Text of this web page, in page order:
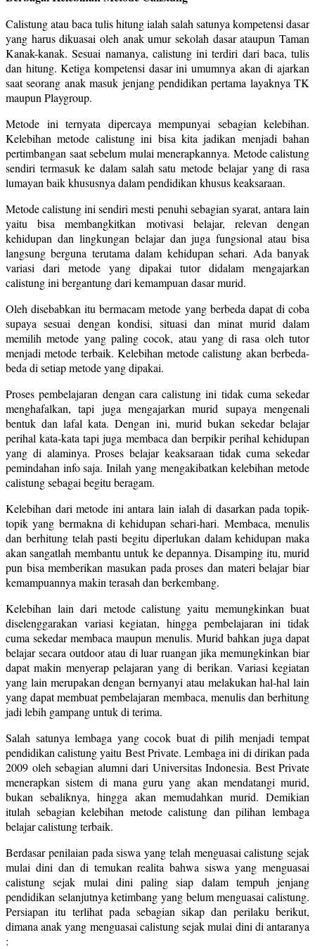
Calistung atau baca tulis hitung ialah salah satunya kompetensi dasar
yang harus dikuasai oleh anak umur sekolah dasar ataupun Taman
Kanak-kanak. Sesuai namanya, calistung ini terdiri dari baca, tulis
dan hitung. Ketiga kompetensi dasar ini umumnya akan di ajarkan
saat seorang anak masuk jenjang pendidikan pertama layaknya TK
maupun Playgroup.
Metode ini ternyata dipercaya mempunyai sebagian kelebihan.
Kelebihan metode calistung ini bisa kita jadikan menjadi bahan
pertimbangan saat sebelum mulai menerapkannya. Metode calistung
sendiri termasuk ke dalam salah satu metode belajar yang di rasa
lumayan baik khususnya dalam pendidikan khusus keaksaraan.
Metode calistung ini sendiri mesti penuhi sebagian syarat, antara lain
yaitu bisa membangkitkan motivasi belajar, relevan dengan
kehidupan dan lingkungan belajar dan juga fungsional atau bisa
langsung berguna terutama dalam kehidupan sehari. Ada banyak
variasi dari metode yang dipakai tutor didalam mengajarkan
calistung ini bergantung dari kemampuan dasar murid.
Oleh disebabkan itu bermacam metode yang berbeda dapat di coba
supaya sesuai dengan kondisi, situasi dan minat murid dalam
memilih metode yang paling cocok, atau yang di rasa oleh tutor
menjadi metode terbaik. Kelebihan metode calistung akan berbeda-
beda di setiap metode yang dipakai.
Proses pembelajaran dengan cara calistung ini tidak cuma sekedar
menghafalkan, tapi juga mengajarkan murid supaya mengenali
bentuk dan lafal kata. Dengan ini, murid bukan sekedar belajar
perihal kata-kata tapi juga membaca dan berpikir perihal kehidupan
yang di alaminya. Proses belajar keaksaraan tidak cuma sekedar
pemindahan info saja. Inilah yang mengakibatkan kelebihan metode
calistung sebagai begitu beragam.
Kelebihan dari metode ini antara lain ialah di dasarkan pada topik-
topik yang bermakna di kehidupan sehari-hari. Membaca, menulis
dan berhitung telah pasti begitu diperlukan dalam kehidupan maka
akan sangatlah membantu untuk ke depannya. Disamping itu, murid
pun bisa memberikan masukan pada proses dan materi belajar biar
kemampuannya makin terasah dan berkembang.
Kelebihan lain dari metode calistung yaitu memungkinkan buat
diselenggarakan variasi kegiatan, hingga pembelajaran ini tidak
cuma sekedar membaca maupun menulis. Murid bahkan juga dapat
belajar secara outdoor atau di luar ruangan jika memungkinkan biar
dapat makin menyerap pelajaran yang di berikan. Variasi kegiatan
yang lain merupakan dengan bernyanyi atau melakukan hal-hal lain
yang dapat membuat pembelajaran membaca, menulis dan berhitung
jadi lebih gampang untuk di terima.
Salah satunya lembaga yang cocok buat di pilih menjadi tempat
pendidikan calistung yaitu Best Private. Lembaga ini di dirikan pada
2009 oleh sebagian alumni dari Universitas Indonesia. Best Private
menerapkan sistem di mana guru yang akan mendatangi murid,
bukan sebaliknya, hingga akan memudahkan murid. Demikian
itulah sebagian kelebihan metode calistung dan pilihan lembaga
belajar calistung terbaik.
Berdasar penilaian pada siswa yang telah menguasai calistung sejak
mulai dini dan di temukan realita bahwa siswa yang menguasai
calistung sejak mulai dini paling siap dalam tempuh jenjang
pendidikan selanjutnya ketimbang yang belum menguasai calistung.
Persiapan itu terlihat pada sebagian sikap dan perilaku berikut,
dimana anak yang menguasai calistung sejak mulai dini di antaranya
: